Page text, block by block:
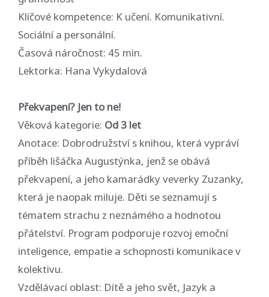
Klíčové kompetence: K učení. Komunikativní.
Sociální a personální.
Časová náročnost: 45 min.
Lektorka: Hana Vykydalová
Překvapení? Jen to ne!
Věková kategorie: Od 3 let
Anotace: Dobrodružství s knihou, která vypráví
příběh lišáčka Augustýnka, jenž se obává
překvapení, a jeho kamarádky veverky Zuzanky,
která je naopak miluje. Děti se seznamují s
tématem strachu z neznámého a hodnotou
přátelství. Program podporuje rozvoj emoční
inteligence, empatie a schopnosti komunikace v
kolektivu.
Vzdělávací oblast: Dítě a jeho svět, Jazyk a